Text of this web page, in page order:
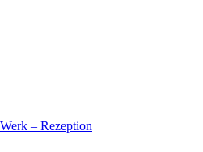
– Rezeption